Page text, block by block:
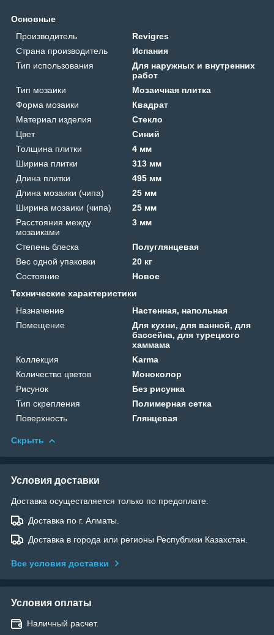
Основные
Производитель
Revigres
Страна производитель
Испания
Тип использования
Для наружных и внутренних
работ
Тип мозаики
Мозаичная плитка
Форма мозаики
Квадрат
Материал изделия
Стекло
Цвет
Синий
Толщина плитки
4 мм
Ширина плитки
313 мм
Длина плитки
495 мм
Длина мозаики (чипа)
25 мм
Ширина мозаики (чипа)
25 мм
Расстояния между
мозаиками
3 мм
Степень блеска
Полуглянцевая
Вес одной упаковки
20 кг
Состояние
Новое
Технические характеристики
Назначение
Настенная, напольная
Помещение
Для кухни, для ванной, для
бассейна, для турецкого
хаммама
Коллекция
Karma
Количество цветов
Моноколор
Рисунок
Без рисунка
Тип скрепления
Полимерная сетка
Поверхность
Глянцевая
Скрыть
Условия доставки
Доставка осуществляется только по предоплате.
Доставка по г. Алматы.
Доставка в города или регионы Республики Казахстан.
Все условия доставки
Условия оплаты
Наличный расчет.